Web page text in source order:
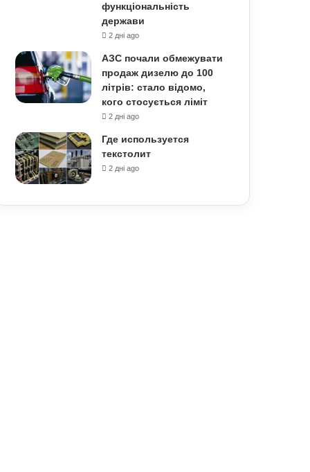
функціональність
держави
2 дні ago
АЗС почали обмежувати
продаж дизелю до 100
літрів: стало відомо,
кого стосується ліміт
2 дні ago
Где используется
текстолит
2 дні ago